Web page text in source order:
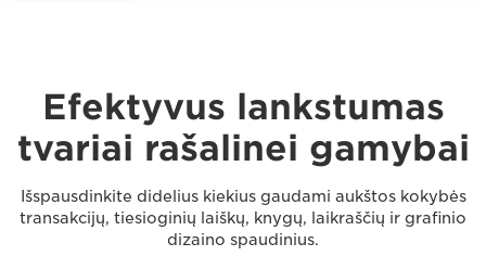
Efektyvus lankstumas
tvariai rašalinei gamybai
Išspausdinkite didelius kiekius gaudami aukštos kokybės
transakcijų, tiesioginių laiškų, knygų, laikraščių ir grafinio
dizaino spaudinius.